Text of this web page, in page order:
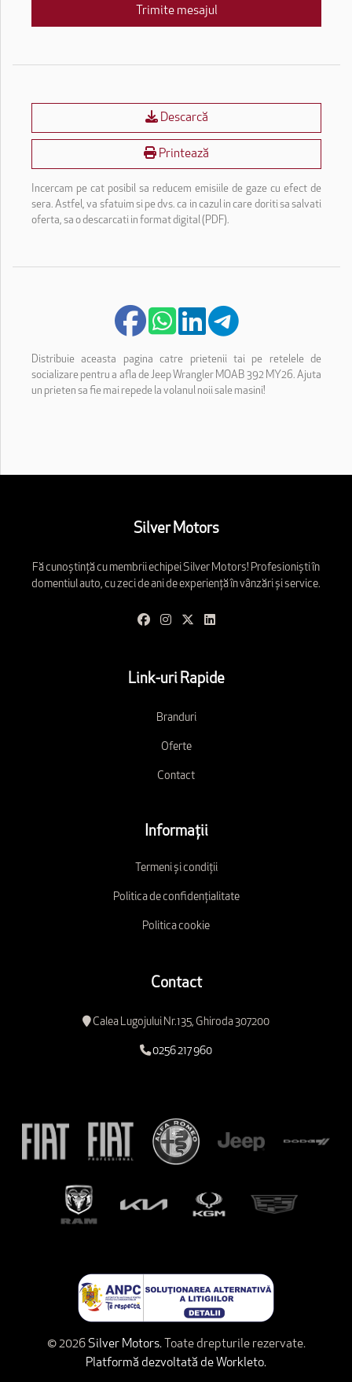
Trimite mesajul
Descarcă
Printează
Incercam pe cat posibil sa reducem emisiile de gaze cu efect de
sera. Astfel, va sfatuim si pe dvs. ca in cazul in care doriti sa salvati
oferta, sa o descarcati in format digital (PDF).
Distribuie aceasta pagina catre prietenii tai pe retelele de
socializare pentru a afla de Jeep Wrangler MOAB 392 MY26. Ajuta
un prieten sa fie mai repede la volanul noii sale masini!
Silver Motors
Fă cunoștință cu membrii echipei Silver Motors! Profesioniști în
domentiul auto, cu zeci de ani de experiență în vânzări și service.
Link-uri Rapide
Branduri
Oferte
Contact
Informații
Termeni și condiții
Politica de confidențialitate
Politica cookie
Contact
Calea Lugojului Nr.135, Ghiroda 307200
0256 217 960
© 2026Silver Motors.Toate drepturile rezervate.
Platformă dezvoltată de Workleto.